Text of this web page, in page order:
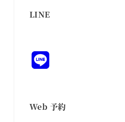
LINE
Web 予約